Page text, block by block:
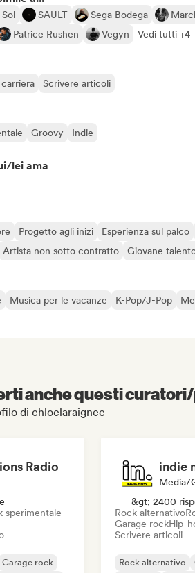
SAULT Sega Bodega
Patrice Rushen Vegyn Vedi tutti +4
Scrivere articoli
Groovy Indie
lei ama
Progetto agli inizi Esperienza sul palco
Artista non sotto contratto Giovane
Musica per le vacanze K-Pop/J-Pop
anche questi
di chloelaraignee
Radio
sperimentale
Garage rock
indie
Media/
&gt; 2400
Rock alternativo
Garage rockHip-
Scrivere articoli
Rock alternativo